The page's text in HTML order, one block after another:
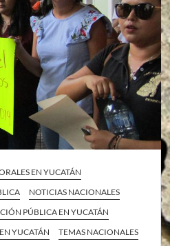
EN YUCATÁN
NOTICIAS NACIONALES
PÚBLICA EN YUCATÁN
YUCATÁN
TEMAS NACIONALES